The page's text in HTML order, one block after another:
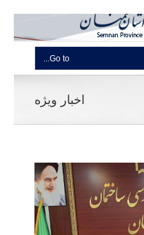
Go to...
اخبار ویژه